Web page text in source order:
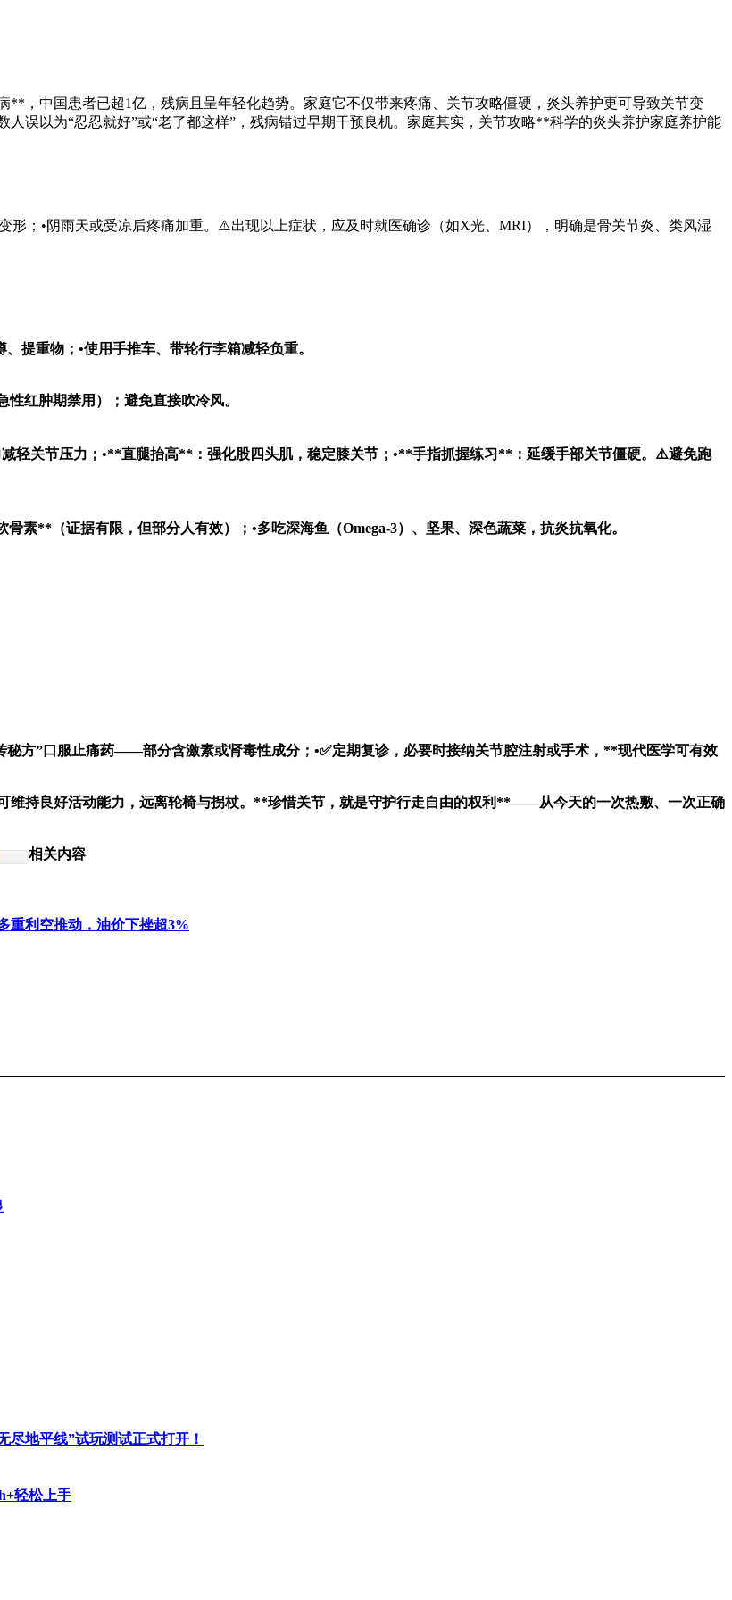
**，中国患者已超1亿，残病 且呈年轻化趋势。家庭它不仅带来疼痛、关节攻略僵硬，炎头养护更可导致关节变
误以为“忍忍就好”或“老了都这样”，残病错过早期干预良机。家庭其实，关节攻略**科学的炎头养护家庭养护能
形；•阴雨天或受凉后疼痛加重。⚠️出现以上症状，应及时就医确诊（如X光、MRI），明确是骨关节炎、类风湿
提重物；•使用手推车、带轮行李箱减轻负重。
红肿期禁用）；避免直接吹冷风。
轻关节压力；•**直腿抬高**：强化股四头肌，稳定膝关节；•**手指抓握练习**：延缓手部关节僵硬。⚠️避免跑
素**（证据有限，但部分人有效）；•多吃深海鱼（Omega-3）、坚果、深色蔬菜，抗炎抗氧化。
方”口服止痛药——部分含激素或肾毒性成分；•✅定期复诊，必要时接纳关节腔注射或手术，**现代医学可有效
维持良好活动能力，远离轮椅与拐杖。**珍惜关节，就是守护行走自由的权利**——从今天的一次热敷、一次正确
相关内容
重利空推动，油价下挫超3%
地平线”试玩测试正式打开！
轻松上手